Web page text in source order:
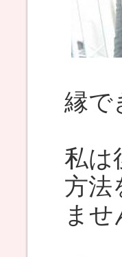
縁で
私は
方法
ませ